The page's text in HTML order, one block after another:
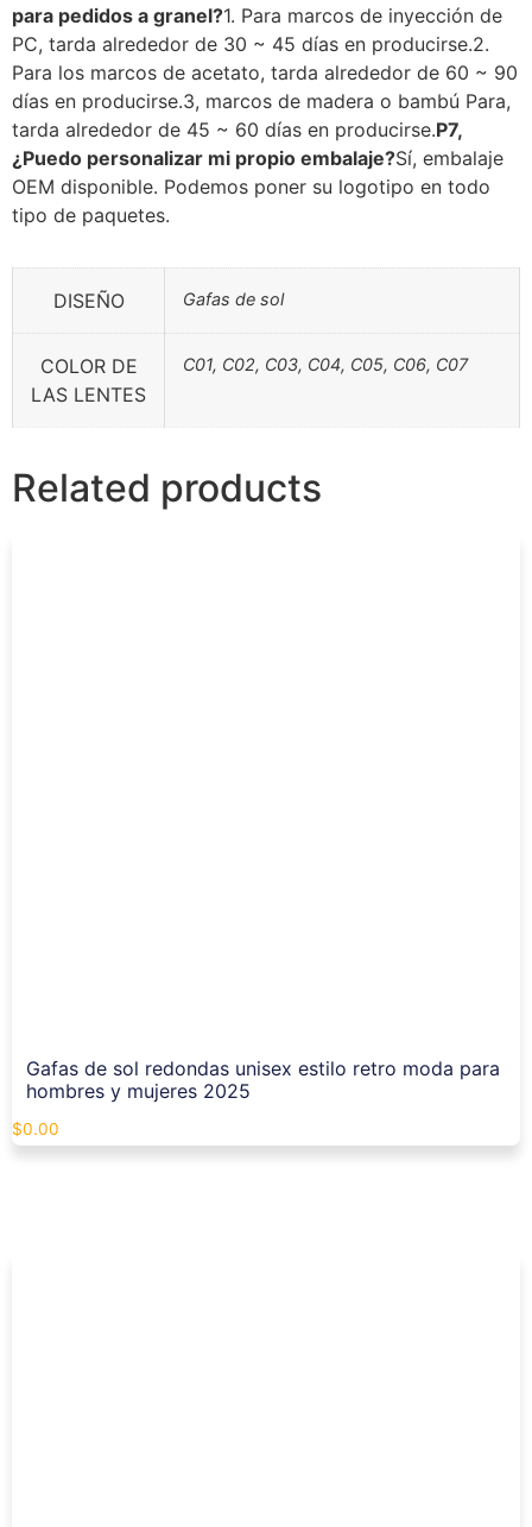
para pedidos a granel?1. Para marcos de inyección de
PC, tarda alrededor de 30 ~ 45 días en producirse.2.
Para los marcos de acetato, tarda alrededor de 60 ~ 90
días en producirse.3, marcos de madera o bambú Para,
tarda alrededor de 45 ~ 60 días en producirse.P7,
¿Puedo personalizar mi propio embalaje?Sí, embalaje
OEM disponible. Podemos poner su logotipo en todo
tipo de paquetes.
DISEÑO Gafas de sol
COLOR DE
LAS LENTES
C01, C02, C03, C04, C05, C06, C07
Related products
Gafas de sol redondas unisex estilo retro moda para
hombres y mujeres 2025
$0.00